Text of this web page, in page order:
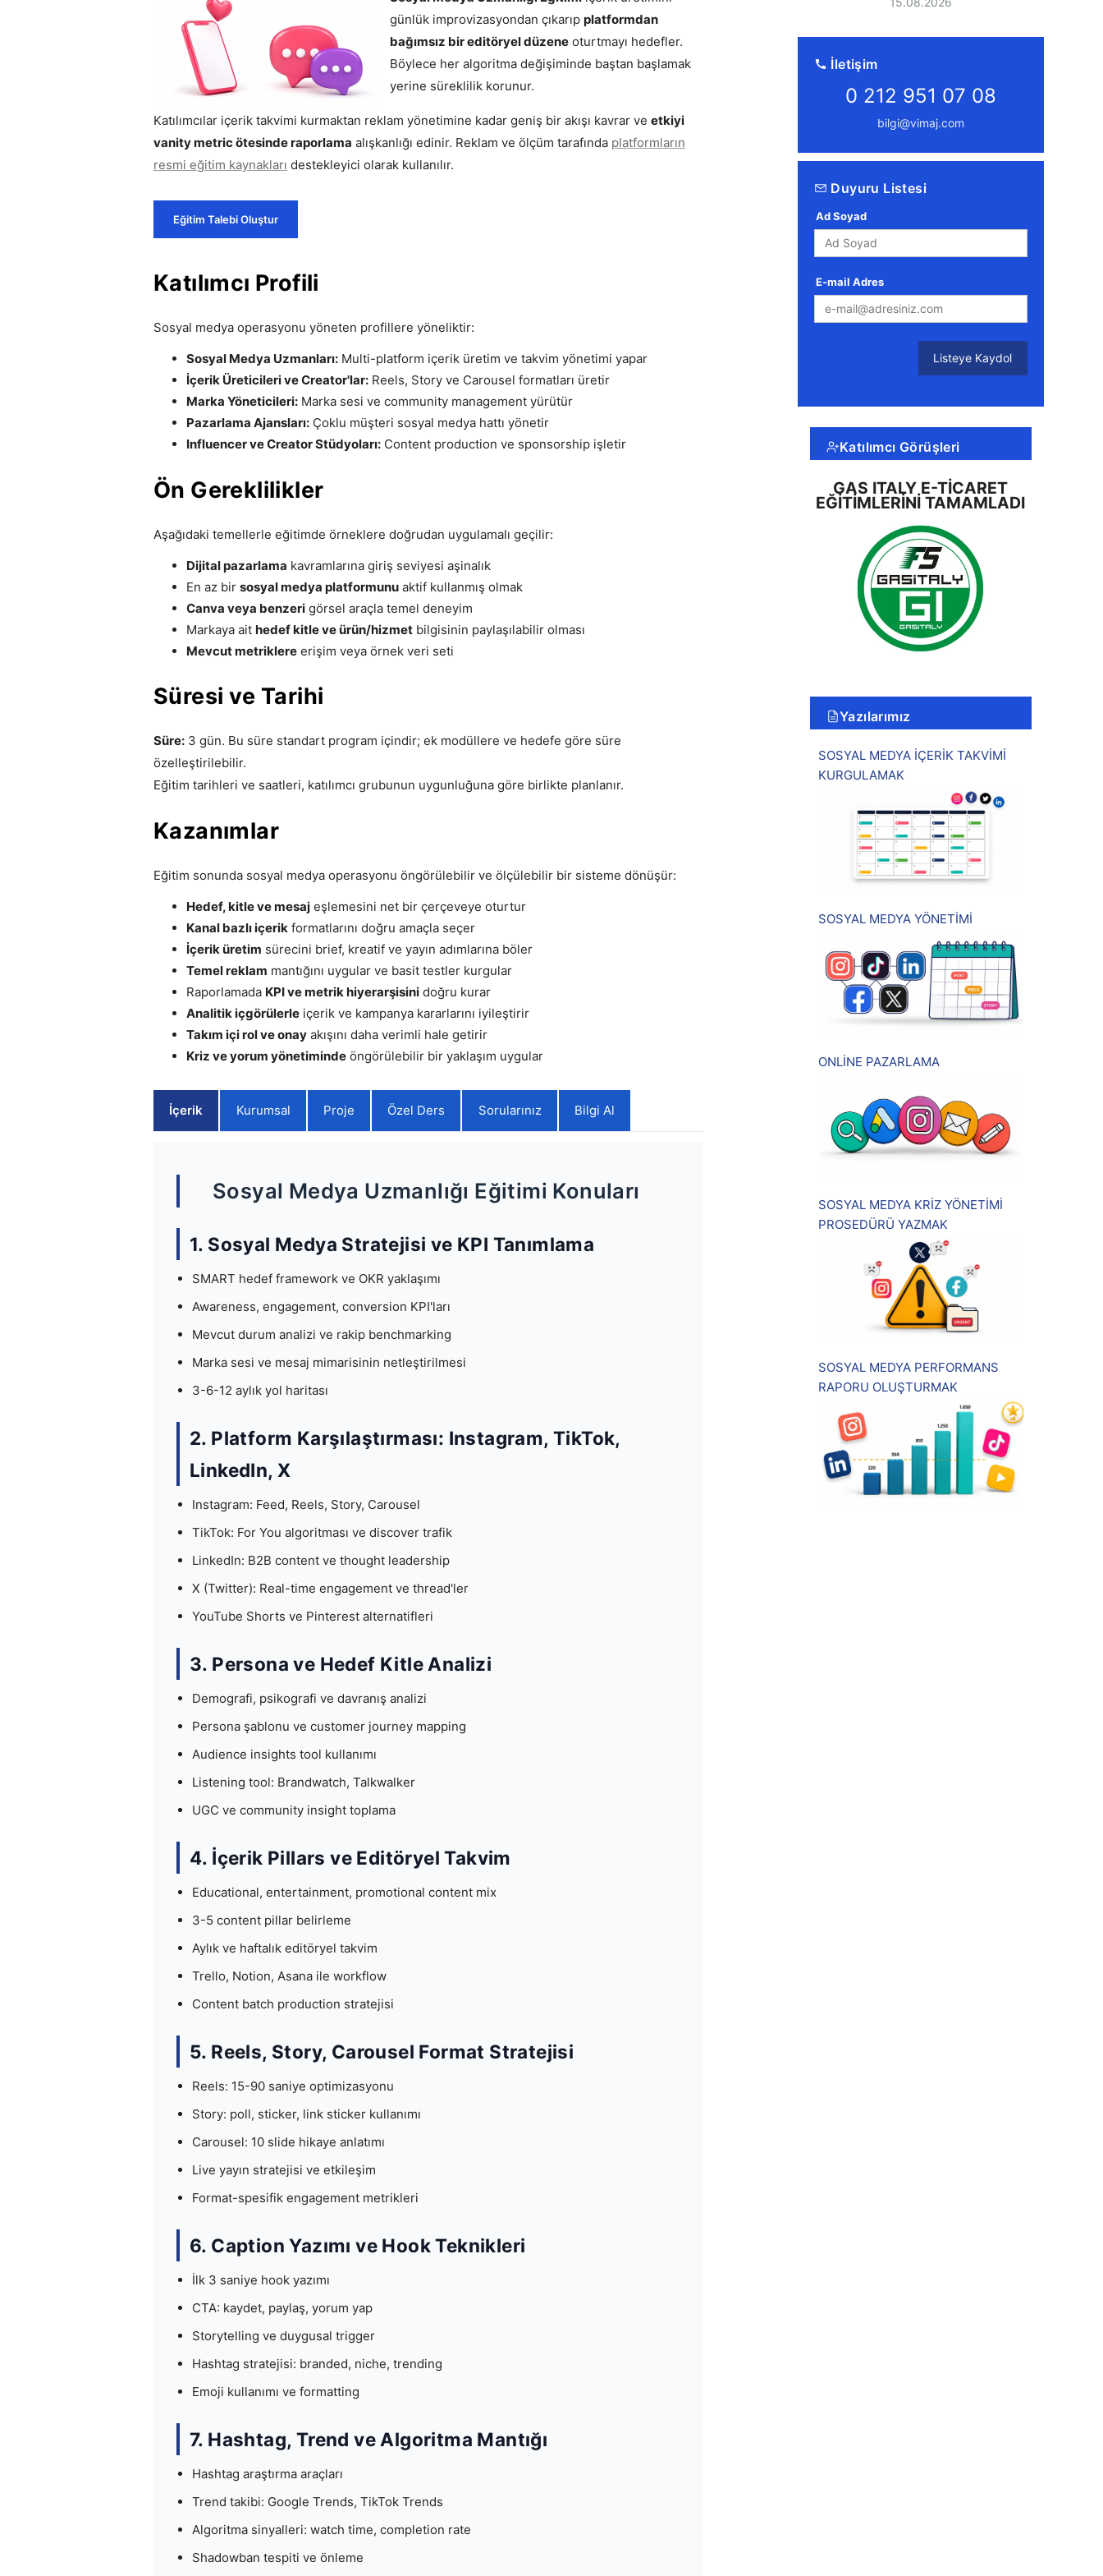
günlük improvizasyondan çıkarıp platformdan
bağımsız bir editöryel düzeneoturtmayı hedefler.
Böylece her algoritma değişiminde baştan başlamak
yerine süreklilik korunur.
Katılımcılar içerik takvimi kurmaktan reklam yönetimine kadar geniş bir akışı kavrar ve etkiyi
vanity metric ötesinde raporlama alışkanlığı edinir. Reklam ve ölçüm tarafında platformların
resmi eğitim kaynakları destekleyici olarak kullanılır.
Eğitim Talebi Oluştur
Katılımcı Profili
Sosyal medya operasyonu yöneten profillere yöneliktir:
Sosyal Medya Uzmanları:Multi-platform içerik üretim ve takvim yönetimi yapar
İçerik Üreticileri ve Creator'lar:Reels, Story ve Carousel formatları üretir
Marka Yöneticileri:Marka sesi ve community management yürütür
Pazarlama Ajansları:Çoklu müşteri sosyal medya hattı yönetir
Influencer ve Creator Stüdyoları:Content production ve sponsorship işletir
Ön Gereklilikler
Aşağıdaki temellerle eğitimde örneklere doğrudan uygulamalı geçilir:
Dijital pazarlama kavramlarına giriş seviyesi aşinalık
En az bir sosyal medya platformunuaktif kullanmış olmak
Canva veya benzerigörsel araçla temel deneyim
Markaya ait hedef kitle ve ürün/hizmetbilgisinin paylaşılabilir olması
Mevcut metriklereerişim veya örnek veri seti
Süresi ve Tarihi
Süre:3 gün. Bu süre standart program içindir; ek modüllere ve hedefe göre süre
özelleştirilebilir.
Eğitim tarihleri ve saatleri, katılımcı grubunun uygunluğuna göre birlikte planlanır.
Kazanımlar
Eğitim sonunda sosyal medya operasyonu öngörülebilir ve ölçülebilir bir sisteme dönüşür:
Hedef, kitle ve mesajeşlemesini net bir çerçeveye oturtur
Kanal bazlı içerik formatlarını doğru amaçla seçer
İçerik üretim sürecini brief, kreatif ve yayın adımlarına böler
Temel reklam mantığını uygular ve basit testler kurgular
Raporlamada KPI ve metrik hiyerarşisinidoğru kurar
Analitik içgörülerleiçerik ve kampanya kararlarını iyileştirir
Takım içi rol ve onayakışını daha verimli hale getirir
Kriz ve yorum yönetimindeöngörülebilir bir yaklaşım uygular
İçerik Kurumsal Proje Özel Ders Sorularınız Bilgi Al
Sosyal Medya Uzmanlığı Eğitimi Konuları
1. Sosyal Medya Stratejisi ve KPI Tanımlama
SMART hedef framework ve OKR yaklaşımı
Awareness, engagement, conversion KPI'ları
Mevcut durum analizi ve rakip benchmarking
Marka sesi ve mesaj mimarisinin netleştirilmesi
3-6-12 aylık yol haritası
2. Platform Karşılaştırması: Instagram, TikTok,
LinkedIn, X
Instagram: Feed, Reels, Story, Carousel
TikTok: For You algoritması ve discover trafik
LinkedIn: B2B content ve thought leadership
X (Twitter): Real-time engagement ve thread'ler
YouTube Shorts ve Pinterest alternatifleri
3. Persona ve Hedef Kitle Analizi
Demografi, psikografi ve davranış analizi
Persona şablonu ve customer journey mapping
Audience insights tool kullanımı
Listening tool: Brandwatch, Talkwalker
UGC ve community insight toplama
4. İçerik Pillars ve Editöryel Takvim
Educational, entertainment, promotional content mix
3-5 content pillar belirleme
Aylık ve haftalık editöryel takvim
Trello, Notion, Asana ile workflow
Content batch production stratejisi
5. Reels, Story, Carousel Format Stratejisi
Reels: 15-90 saniye optimizasyonu
Story: poll, sticker, link sticker kullanımı
Carousel: 10 slide hikaye anlatımı
Live yayın stratejisi ve etkileşim
Format-spesifik engagement metrikleri
6. Caption Yazımı ve Hook Teknikleri
İlk 3 saniye hook yazımı
CTA: kaydet, paylaş, yorum yap
Storytelling ve duygusal trigger
Hashtag stratejisi: branded, niche, trending
Emoji kullanımı ve formatting
7. Hashtag, Trend ve Algoritma Mantığı
Hashtag araştırma araçları
Trend takibi: Google Trends, TikTok Trends
Algoritma sinyalleri: watch time, completion rate
Shadowban tespiti ve önleme
İletişim
0 212 951 07 08
bilgi@vimaj.com
Duyuru Listesi
Ad Soyad
E-mail Adres
Listeye Kaydol
Katılımcı Görüşleri
GAS ITALY E-TICARET
EĞITIMLERINI TAMAMLADI
Yazılarımız
SOSYAL MEDYA İÇERİK TAKVİMİ
KURGULAMAK
SOSYAL MEDYA YÖNETİMİ
ONLİNE PAZARLAMA
SOSYAL MEDYA KRİZ YÖNETİMİ
PROSEDÜRÜ YAZMAK
SOSYAL MEDYA PERFORMANS
RAPORU OLUŞTURMAK